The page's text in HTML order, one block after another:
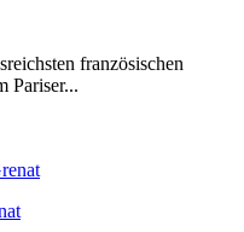
französischen
Pariser...